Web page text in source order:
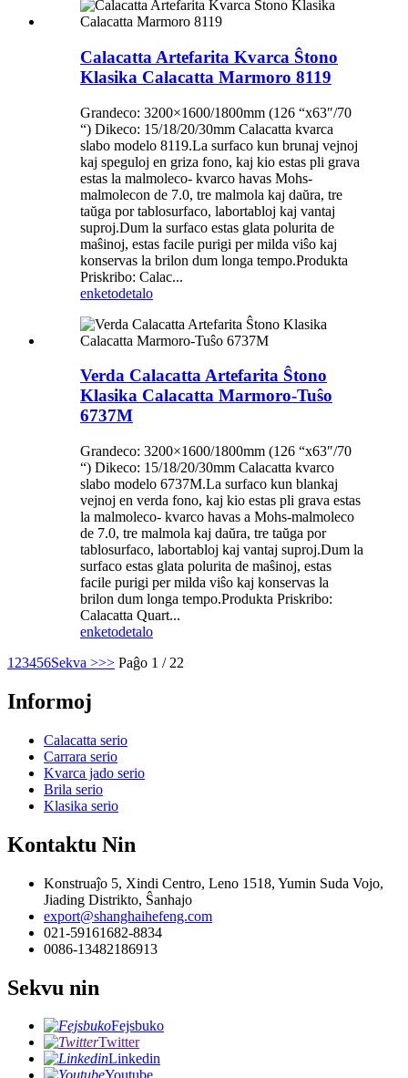
Calacatta Artefarita Kvarca Ŝtono
Klasika Calacatta Marmoro 8119
Grandeco: 3200×1600/1800mm (126 “x63″/70
“) Dikeco: 15/18/20/30mm Calacatta kvarca
slabo modelo 8119.La surfaco kun brunaj vejnoj
kaj speguloj en griza fono, kaj kio estas pli grava
estas la malmoleco- kvarco havas Mohs-
malmolecon de 7.0, tre malmola kaj daŭra, tre
taŭga por tablosurfaco, labortabloj kaj vantaj
suproj.Dum la surfaco estas glata polurita de
maŝinoj, estas facile purigi per milda viŝo kaj
konservas la brilon dum longa tempo.Produkta
Priskribo: Calac...
enketodetalo
Verda Calacatta Artefarita Ŝtono
Klasika Calacatta Marmoro-Tuŝo
6737M
Grandeco: 3200×1600/1800mm (126 “x63″/70
“) Dikeco: 15/18/20/30mm Calacatta kvarco
slabo modelo 6737M.La surfaco kun blankaj
vejnoj en verda fono, kaj kio estas pli grava estas
la malmoleco- kvarco havas a Mohs-malmoleco
de 7.0, tre malmola kaj daŭra, tre taŭga por
tablosurfaco, labortabloj kaj vantaj suproj.Dum la
surfaco estas glata polurita de maŝinoj, estas
facile purigi per milda viŝo kaj konservas la
brilon dum longa tempo.Produkta Priskribo:
Calacatta Quart...
enketodetalo
1 23456Sekva >>> Paĝo 1 / 22
Informoj
Calacatta serio
Carrara serio
Kvarca jado serio
Brila serio
Klasika serio
Kontaktu Nin
Konstruaĵo 5, Xindi Centro, Leno 1518, Yumin Suda Vojo,
Jiading Distrikto, Ŝanhajo
export@shanghaihefeng.com
021-59161682-8834
0086-13482186913
Sekvu nin
Fejsbuko
Twitter
Linkedin